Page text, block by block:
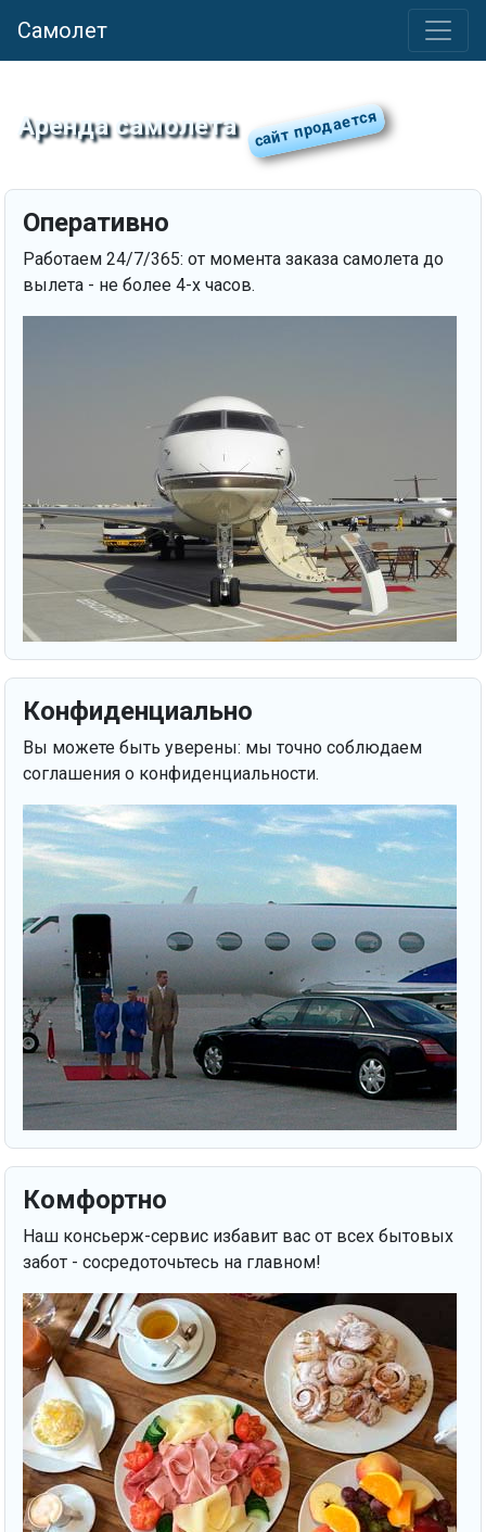
Самолет
Аренда самолета
Оперативно
Работаем 24/7/365: от момента заказа самолета до
вылета - не более 4-х часов.
Конфиденциально
Вы можете быть уверены: мы точно соблюдаем
соглашения о конфиденциальности.
Комфортно
Наш консьерж-сервис избавит вас от всех бытовых
забот - сосредоточьтесь на главном!